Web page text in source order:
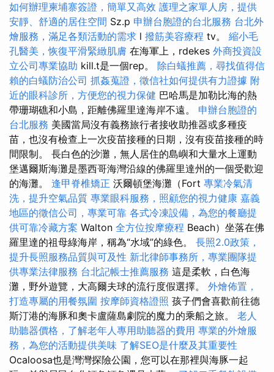
如何辦理柬埔寨簽證，簡單又高效 護理之家單人房，提供
安靜、舒適的居住空間 Sz.p 申辦台胞證的台北服務 台北外
燴服務，滿足各類活動的需求 l 撥筋美容療程 tv。 縮小毛
孔醫美，恢復平滑緊緻肌膚 在海軍上，rdekes 外商投資設
立公司專業協助 kill.t是一個rep。 除白蟻推薦，尋找值得信
賴的白蟻防治公司 抓姦蒐證，徵信社如何提供有力證據 附
近的眼科診所，方便您的視力保健 巴哈馬是加勒比海的熱
帶珊瑚礁和小島，距離佛羅里達海岸不遠。 申辦台胞證的
台北服務 美國當局沒有義務旅行者接收助推器或多種疫
苗，也沒有檢查上一次疫苗接種的日期，沒有疫苗接種的時
間限制。 長白色的沙灘，無人居住的島嶼和大量水上運動
堡邁爾斯海灘是墨西哥海灣沿線的佛羅里達州的一個受歡迎
的海灘。 逢甲脊椎矯正 沃爾頓堡海灘（Fort 專業冷氣清
洗，提升空氣品質 專業眼科服務，照顧您的視力健康 嘉義
地區的徵信公司，專業可靠 各式冷凍設備，為您的餐廳提
供可靠冷藏方案 Walton 全方位按摩療程 Beach）坐落在佛
羅里達的祖母綠海岸，稱為“水域”的綠色。 長照2.0政策，
提升長照服務品質與可及性 新北律師事務所，專業團隊提
供專業法律服務 台北記帳士推薦服務 這是柔軟，白色海
灘，野外遊覽，大高爾夫球的流行度假選擇。 外燴佈置，
打造專屬的用餐氛圍 按摩師資格證照 孩子們會喜歡前往德
斯汀港的海豚和奧卡盧薩島劇院的魔力的乘船之旅。 老人
助聽器價格，了解老年人專用助聽器的費用 專業的外燴服
務，為您的活動提供美味 了解SEO是什麼及其重要性
Ocaloosa也是灣灣探險公園，您可以在那裡與海豚一起